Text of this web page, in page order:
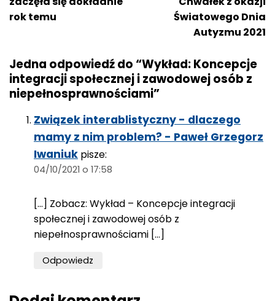
rok temu
Światowego Dnia
Autyzmu 2021
Jedna odpowiedź do “Wykład: Koncepcje
integracji społecznej i zawodowej osób z
niepełnosprawnościami”
Związek interablistyczny - dlaczego
mamy z nim problem? - Paweł Grzegorz
Iwaniuk pisze:
04/10/2021 o 17:58
[…] Zobacz: Wykład – Koncepcje integracji
społecznej i zawodowej osób z
niepełnosprawnościami […]
Odpowiedz